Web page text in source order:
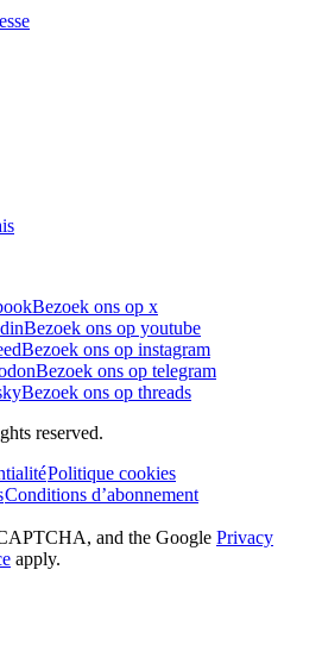
Bezoek ons op x
Bezoek ons op youtube
Bezoek ons op instagram
Bezoek ons op telegram
Bezoek ons op threads
reserved.
Politique cookies
Conditions d’abonnement
and the Google Privacy
apply.